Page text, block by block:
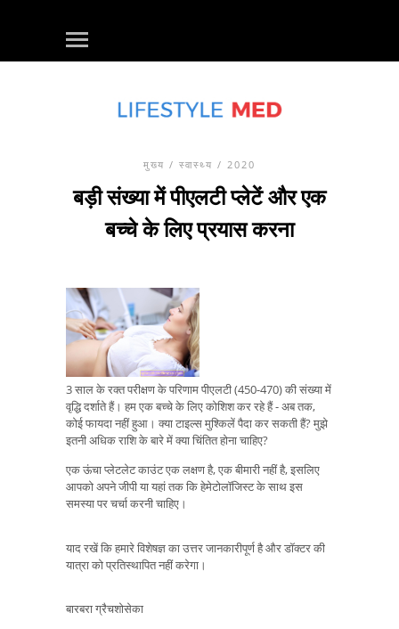
मुख्य / स्वास्थ्य / 2020
बड़ी संख्या में पीएलटी प्लेटें और एक
बच्चे के लिए प्रयास करना
3 साल के रक्त परीक्षण के परिणाम पीएलटी (450-470) की संख्या में
वृद्धि दर्शाते हैं। हम एक बच्चे के लिए कोशिश कर रहे हैं - अब तक,
कोई फायदा नहीं हुआ। क्या टाइल्स मुश्किलें पैदा कर सकती हैं? मुझे
इतनी अधिक राशि के बारे में क्या चिंतित होना चाहिए?
एक ऊंचा प्लेटलेट काउंट एक लक्षण है, एक बीमारी नहीं है, इसलिए
आपको अपने जीपी या यहां तक ​​कि हेमेटोलॉजिस्ट के साथ इस
समस्या पर चर्चा करनी चाहिए।
याद रखें कि हमारे विशेषज्ञ का उत्तर जानकारीपूर्ण है और डॉक्टर की
यात्रा को प्रतिस्थापित नहीं करेगा।
बारबरा ग्रैचशोसेका